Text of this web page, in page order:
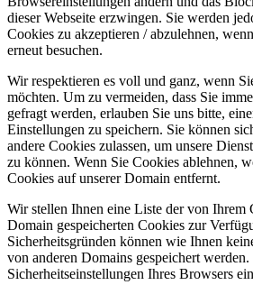
dieser Webseite erzwingen. Sie werden
Cookies zu akzeptieren / abzulehnen,
erneut besuchen.
Wir respektieren es voll und ganz, wenn
möchten. Um zu vermeiden, dass Sie
gefragt werden, erlauben Sie uns bitte,
Einstellungen zu speichern. Sie können
andere Cookies zulassen, um unsere
zu können. Wenn Sie Cookies ablehnen,
Cookies auf unserer Domain entfernt.
Wir stellen Ihnen eine Liste der von Ihrem
Domain gespeicherten Cookies zur
Sicherheitsgründen können wie Ihnen
von anderen Domains gespeichert
Sicherheitseinstellungen Ihres Browsers